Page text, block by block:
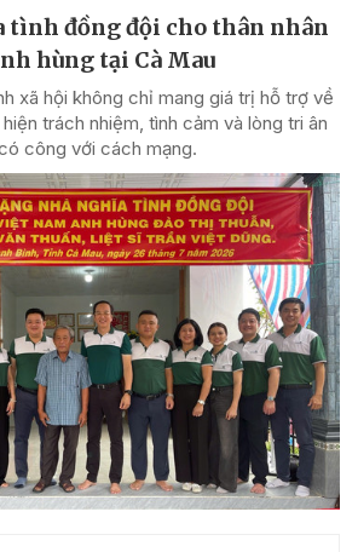
tình đồng đội cho thân nhân
hùng tại Cà Mau
xã hội không chỉ mang giá trị hỗ trợ về
trách nhiệm, tình cảm và lòng tri ân
công với cách mạng.